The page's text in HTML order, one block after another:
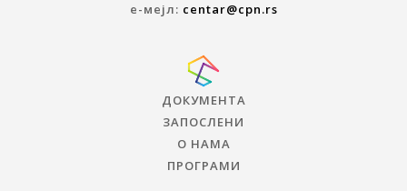
е-мејл: centar@cpn.rs
ДОКУМЕНТА
ЗАПОСЛЕНИ
О НАМА
ПРОГРАМИ